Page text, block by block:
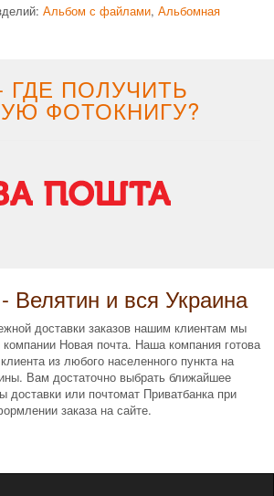
Альбом с файлами, Альбомная
ГДЕ ПОЛУЧИТЬ
ФОТОКНИГУ?
Велятин и вся Украина
доставки заказов нашим клиентам мы
Новая почта. Наша компания готова
из любого населенного пункта на
Вам достаточно выбрать ближайшее
доставки или почтомат Приватбанка при
заказа на сайте.